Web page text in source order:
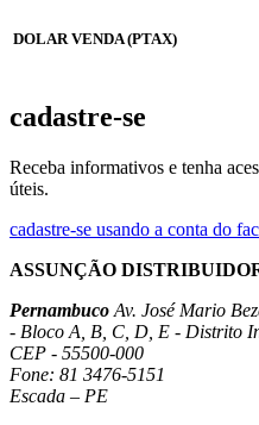
DOLAR VENDA (PTAX)
cadastre-se
Receba informativos e tenha
úteis.
cadastre-se usando a conta do
ASSUNÇÃO
Pernambuco Av. José Mario
- Bloco A, B, C, D, E - Distrito
CEP - 55500-000
Fone: 81 3476-5151
Escada – PE